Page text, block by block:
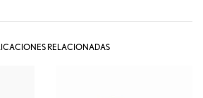
RELACIONADAS